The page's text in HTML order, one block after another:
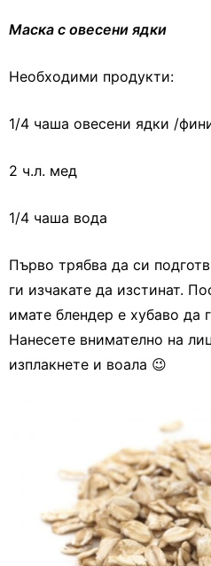
Маска с овесени ядки
Необходими продукти:
1/4 чаша овесени ядки /
2 ч.л. мед
1/4 чаша вода
Първо трябва да си
ги изчакате да изстинат.
имате блендер е хубаво да
Нанесете внимателно на
изплакнете и воала 😉